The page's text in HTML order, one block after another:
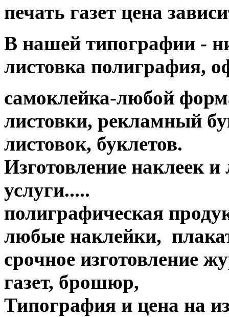
печать газет цена
В нашей типографии -
листовка полиграфия,
самоклейка-любой
листовки, рекламный
листовок, буклетов.
Изготовление наклеек
услуги.....
полиграфическая
любые наклейки,
срочное изготовление
газет, брошюр,
Типография и цена на